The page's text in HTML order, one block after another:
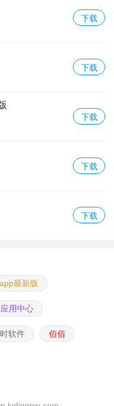
下载
下载
下载
下载
下载
最新版
用中心
软件 佰佰